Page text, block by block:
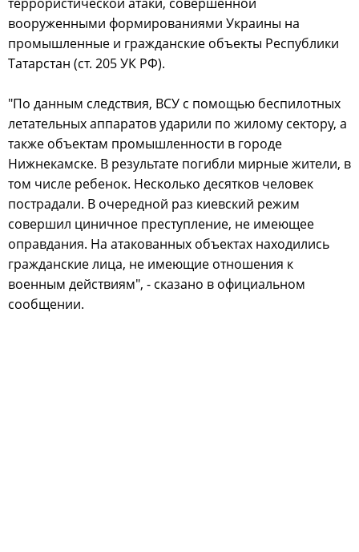
вооруженными формированиями Украины на
промышленные и гражданские объекты Республики
Татарстан (ст. 205 УК РФ).
"По данным следствия, ВСУ с помощью беспилотных
летательных аппаратов ударили по жилому сектору, а
также объектам промышленности в городе
Нижнекамске. В результате погибли мирные жители, в
том числе ребенок. Несколько десятков человек
пострадали. В очередной раз киевский режим
совершил циничное преступление, не имеющее
оправдания. На атакованных объектах находились
гражданские лица, не имеющие отношения к
военным действиям", - сказано в официальном
сообщении.